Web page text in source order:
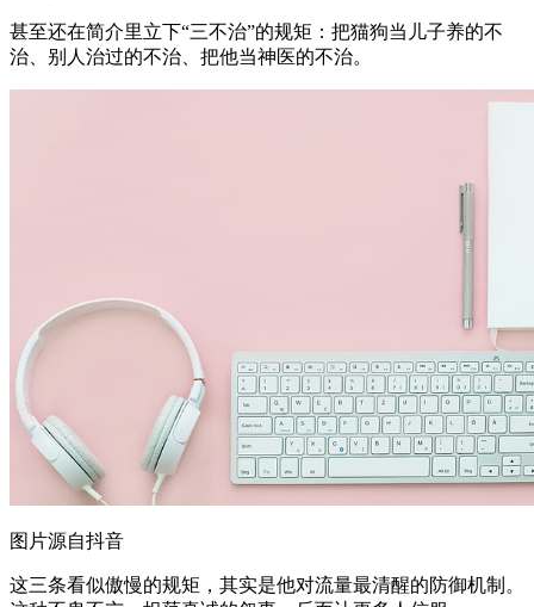
甚至还在简介里立下“三不治”的规矩：把猫狗当儿子养的不
治、别人治过的不治、把他当神医的不治。
图片源自抖音
这三条看似傲慢的规矩，其实是他对流量最清醒的防御机制。